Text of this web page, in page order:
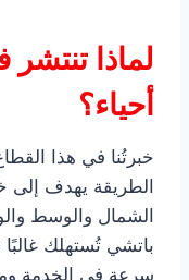
لماذا
أحياء؟
خبرتُنا في هذا
الطريقة يهدف
الشمال والوسط
باتشي تُستهلك
سرعة في الخدمة